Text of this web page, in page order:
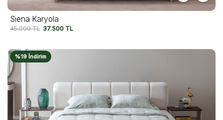
Siena Karyola
45.000TL 37.500 TL
%19 İndirim